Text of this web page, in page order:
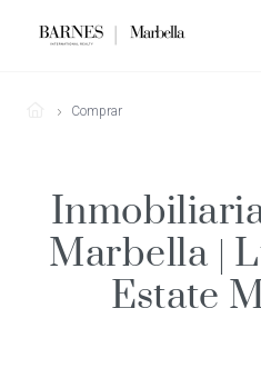
Comprar
Marbella |
Estate